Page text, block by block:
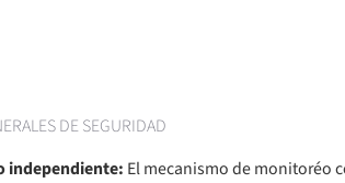
DE SEGURIDAD
independiente: El mecanismo de monitoréo